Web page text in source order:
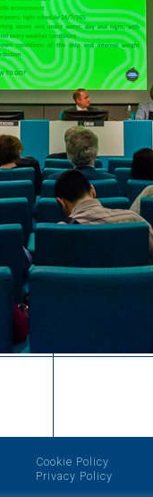
Cookie Policy
Privacy Policy